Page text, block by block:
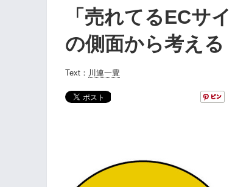
「売れてるECサ
の側面から考える
Text： 川連一豊